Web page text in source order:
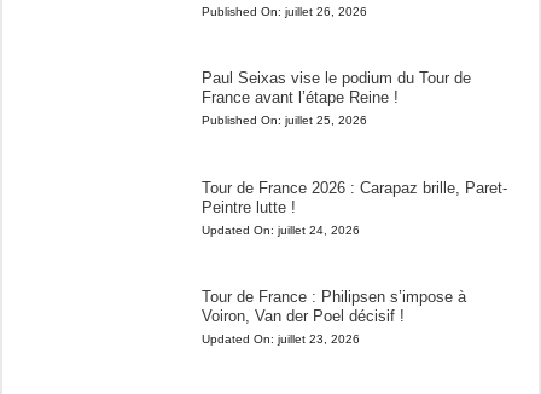
Published On: juillet 26, 2026
Paul Seixas vise le podium du Tour de
France avant l’étape Reine !
Published On: juillet 25, 2026
Tour de France 2026 : Carapaz brille, Paret-
Peintre lutte !
Updated On: juillet 24, 2026
Tour de France : Philipsen s’impose à
Voiron, Van der Poel décisif !
Updated On: juillet 23, 2026